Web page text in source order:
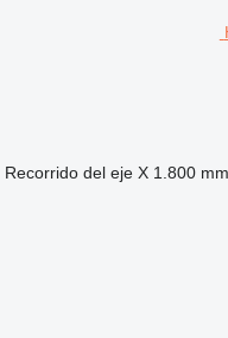
Recorrido del eje X 1.800 mm